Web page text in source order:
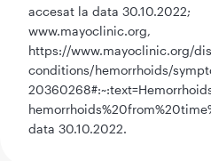
accesat la data 30.10.2022;
www.mayoclinic.org,
https://www.mayoclinic.org/
conditions/hemorrhoids/
data 30.10.2022.